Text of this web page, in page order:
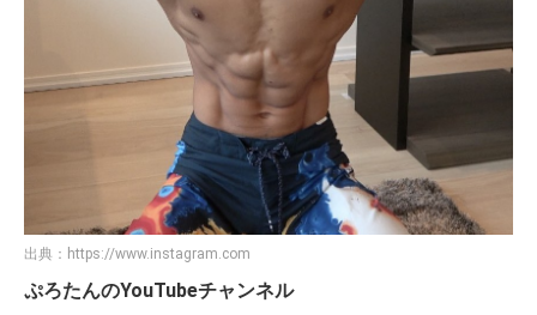
出典： https://www.instagram.com
ぷろたんのYouTubeチャンネル